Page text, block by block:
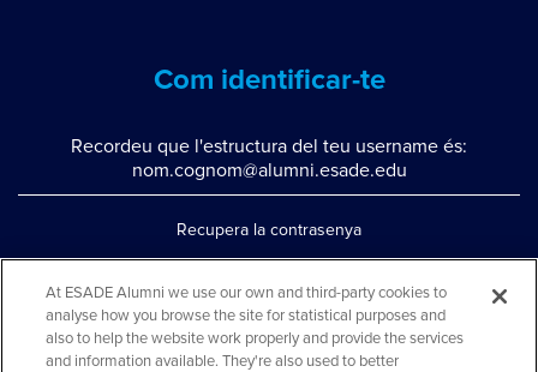
Com identificar-te
Recordeu que l'estructura del teu username és:
nom.cognom@alumni.esade.edu
Recupera la contrasenya
Contacta'ns per whatsapp
Teléfono: 93 553 02 17
At ESADE Alumni we use our own and third-party cookies to
analyse how you browse the site for statistical purposes and
also to help the website work properly and provide the services
and information available. They're also used to better